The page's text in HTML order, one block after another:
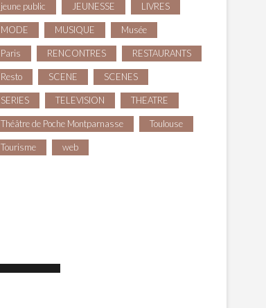
jeune public JEUNESSE LIVRES
MODE MUSIQUE Musée
Paris RENCONTRES RESTAURANTS
Resto SCENE SCENES
SERIES TELEVISION THEATRE
Théâtre de Poche Montparnasse Toulouse
Tourisme web